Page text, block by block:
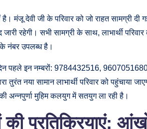
है। मंजू देवी जी के परिवार को जो राहत सामग्री
रहेगी। सभी सामग्री के साथ, लाभार्थी
नंबर उपलब्ध है।
दिन पहले इन नम्बरों: 9784432516,
तुरंत नया सामान लाभार्थी परिवार को पहुंचाया
अन्नपुर्णा मुहिम कलयुग में सतयुग ला रही है।
की प्रतिक्रियाएं: